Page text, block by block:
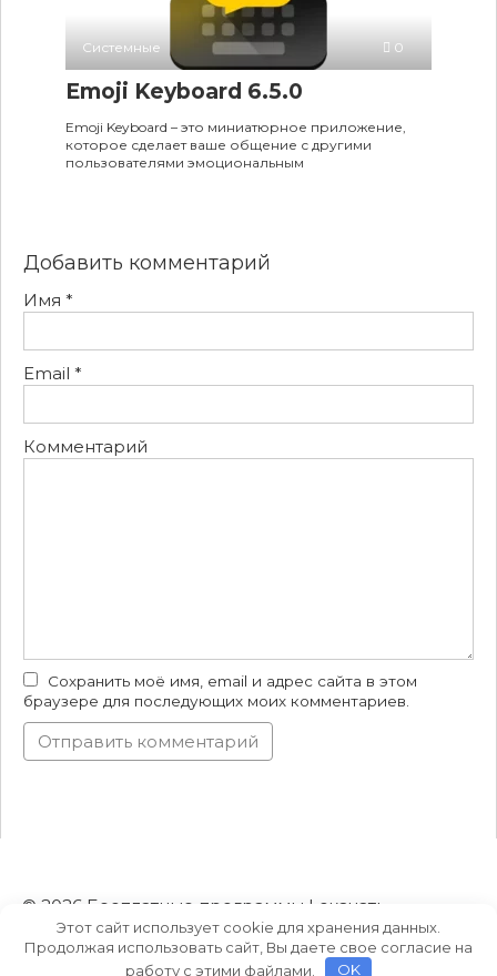
Системные 0
Emoji Keyboard 6.5.0
Emoji Keyboard – это миниатюрное приложение,
которое сделает ваше общение с другими
пользователями эмоциональным
Добавить комментарий
Имя *
Email *
Комментарий
Сохранить моё имя, email и адрес сайта в этом
браузере для последующих моих комментариев.
© 2026 Бесплатные программы | скачать
торрент на русском языке
Этот сайт использует cookie для хранения данных.
Продолжая использовать сайт, Вы даете свое согласие на
работу с этими файлами.
OK